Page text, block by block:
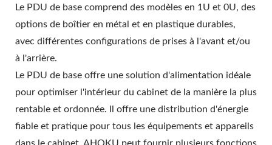
Le PDU de base comprend des modèles en 1U et 0U, des
options de boîtier en métal et en plastique durables,
avec différentes configurations de prises à l'avant et/ou
à l'arrière.
Le PDU de base offre une solution d'alimentation idéale
pour optimiser l'intérieur du cabinet de la manière la plus
rentable et ordonnée. Il offre une distribution d'énergie
fiable et pratique pour tous les équipements et appareils